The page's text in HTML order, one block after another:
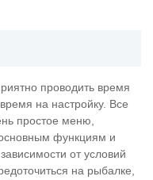
проводить время
на настройку. Все
простое меню,
функциям и
от условий
на рыбалке,